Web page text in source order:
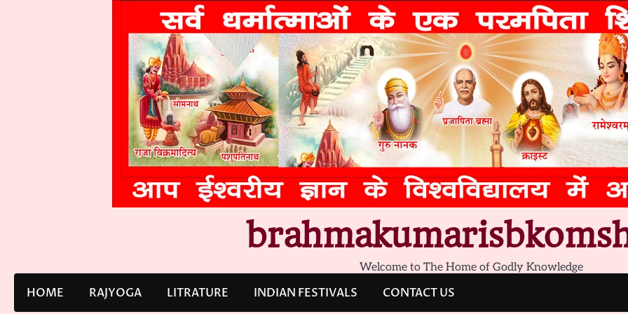
Welcome to The Home of Godly Knowledge
HOME RAJYOGA LITRATURE INDIAN FESTIVALS CONTACT US